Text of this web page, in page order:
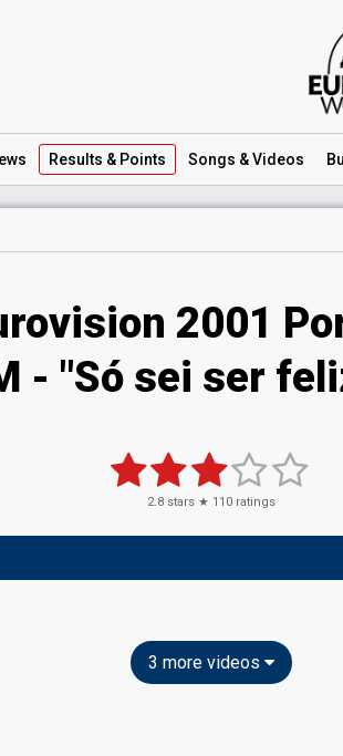
Results & Points Songs & Videos
2001
- "Só sei ser
2.8 stars ★ 110 ratings
3 more videos